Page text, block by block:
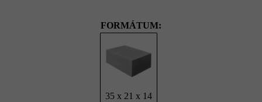
FORMÁTUM:
35 x 21 x 14